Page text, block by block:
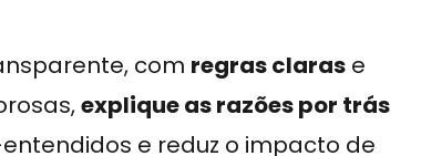
com regras claras e
explique as razões por trás
e reduz o impacto de